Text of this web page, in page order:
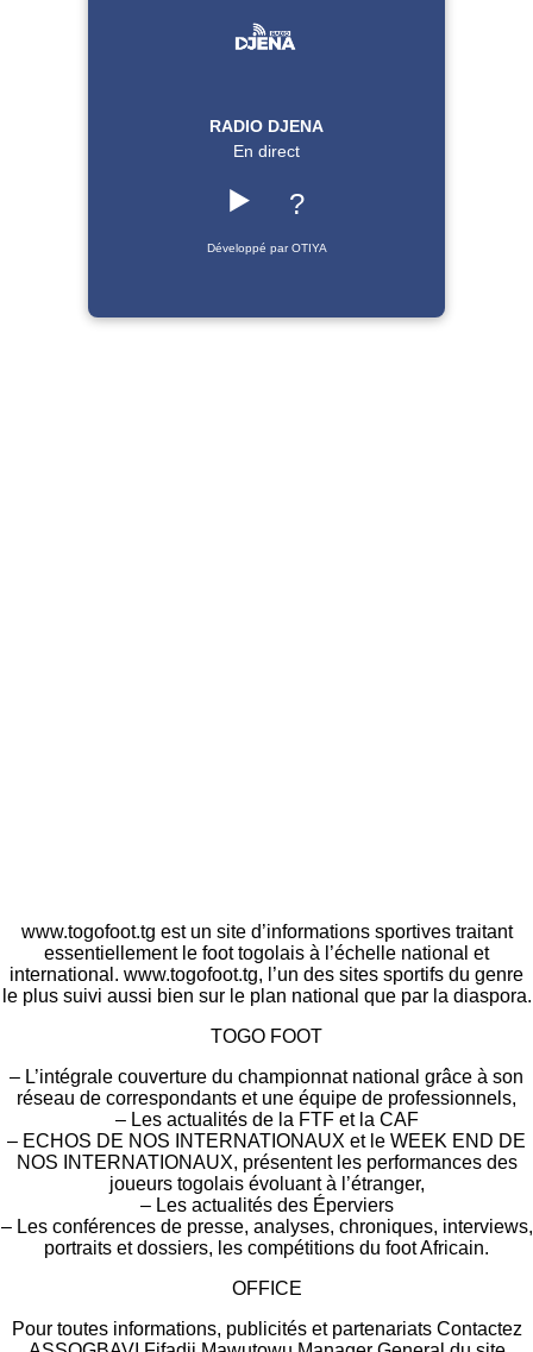
RADIO DJENA
En direct
▶️ ?
Développé par OTIYA
www.togofoot.tg est un site d’informations sportives traitant
essentiellement le foot togolais à l’échelle national et
international. www.togofoot.tg, l’un des sites sportifs du genre
le plus suivi aussi bien sur le plan national que par la diaspora.
TOGO FOOT
– L’intégrale couverture du championnat national grâce à son
réseau de correspondants et une équipe de professionnels,
– Les actualités de la FTF et la CAF
– ECHOS DE NOS INTERNATIONAUX et le WEEK END DE
NOS INTERNATIONAUX, présentent les performances des
joueurs togolais évoluant à l’étranger,
– Les actualités des Éperviers
– Les conférences de presse, analyses, chroniques, interviews,
portraits et dossiers, les compétitions du foot Africain.
OFFICE
Pour toutes informations, publicités et partenariats Contactez